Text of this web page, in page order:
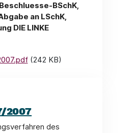
Beschluesse-BSchK,
an LSchK,
DIE LINKE
(242 KB)
2007
des